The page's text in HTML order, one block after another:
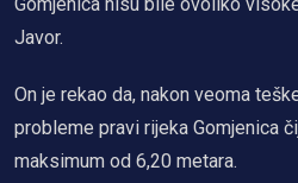
Javor.
On je rekao da, nakon veoma
probleme pravi rijeka Gomjenica
maksimum od 6,20 metara.